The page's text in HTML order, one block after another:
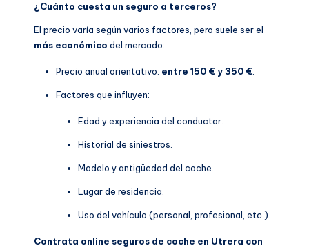
¿Cuánto cuesta un seguro a terceros?
El precio varía según varios factores, pero suele ser el
más económico del mercado:
Precio anual orientativo: entre 150 € y 350 €.
Factores que influyen:
Edad y experiencia del conductor.
Historial de siniestros.
Modelo y antigüedad del coche.
Lugar de residencia.
Uso del vehículo (personal, profesional, etc.).
Contrata online seguros de coche en Utrera con